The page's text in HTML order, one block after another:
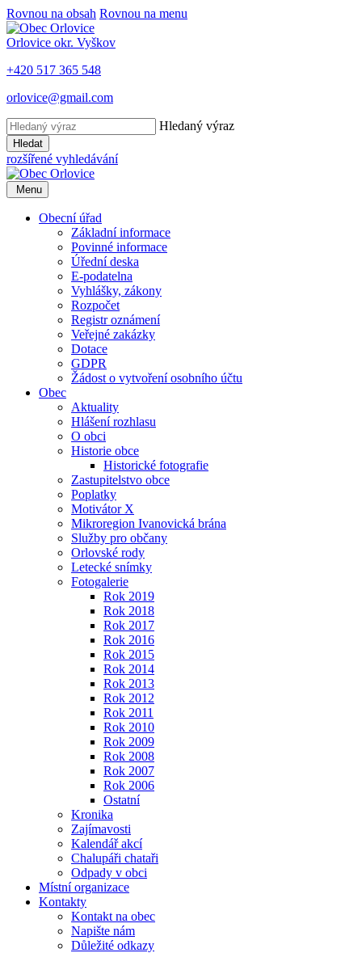
Rovnou na obsah Rovnou na menu
Orlovice okr. Vyškov
+420 517 365 548
orlovice@gmail.com
Hledaný výraz
Hledat
rozšířené vyhledávání
Menu
Obecní úřad
Základní informace
Povinné informace
Úřední deska
E-podatelna
Vyhlášky, zákony
Rozpočet
Registr oznámení
Veřejné zakázky
Dotace
GDPR
Žádost o vytvoření osobního účtu
Obec
Aktuality
Hlášení rozhlasu
O obci
Historie obce
Historické fotografie
Zastupitelstvo obce
Poplatky
Motivátor X
Mikroregion Ivanovická brána
Služby pro občany
Orlovské rody
Letecké snímky
Fotogalerie
Rok 2019
Rok 2018
Rok 2017
Rok 2016
Rok 2015
Rok 2014
Rok 2013
Rok 2012
Rok 2011
Rok 2010
Rok 2009
Rok 2008
Rok 2007
Rok 2006
Ostatní
Kronika
Zajímavosti
Kalendář akcí
Chalupáři chataři
Odpady v obci
Místní organizace
Kontakty
Kontakt na obec
Napište nám
Důležité odkazy